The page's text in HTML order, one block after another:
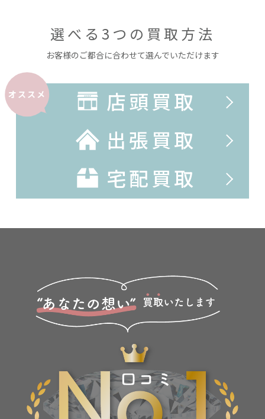
選べる3つの買取方法
お客様のご都合に合わせて選んでいただけます
オススメ
店頭買取
出張買取
宅配買取